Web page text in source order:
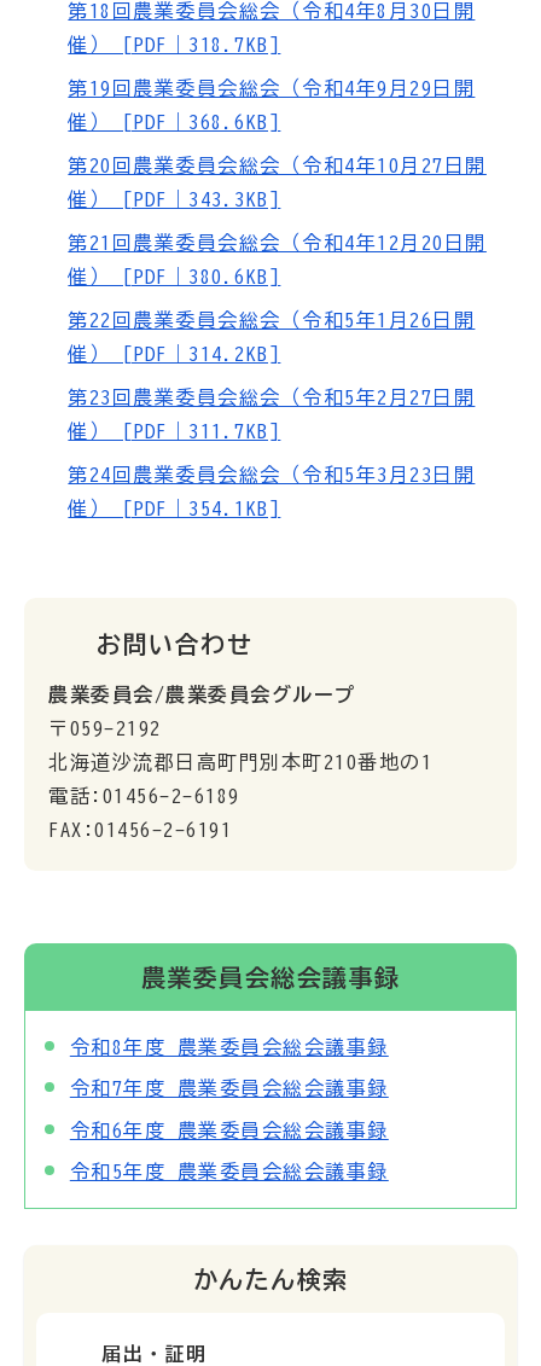
第18回農業委員会総会（令和4年8月30日開
催） [PDF｜318.7KB]
第19回農業委員会総会（令和4年9月29日開
催） [PDF｜368.6KB]
第20回農業委員会総会（令和4年10月27日開
催） [PDF｜343.3KB]
第21回農業委員会総会（令和4年12月20日開
催） [PDF｜380.6KB]
第22回農業委員会総会（令和5年1月26日開
催） [PDF｜314.2KB]
第23回農業委員会総会（令和5年2月27日開
催） [PDF｜311.7KB]
第24回農業委員会総会（令和5年3月23日開
催） [PDF｜354.1KB]
お問い合わせ
農業委員会/農業委員会グループ
〒059-2192
北海道沙流郡日高町門別本町210番地の1
電話:01456-2-6189
FAX:01456-2-6191
農業委員会総会議事録
令和8年度 農業委員会総会議事録
令和7年度 農業委員会総会議事録
令和6年度 農業委員会総会議事録
令和5年度 農業委員会総会議事録
かんたん検索
届出・証明